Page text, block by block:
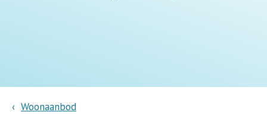
Woonaanbod